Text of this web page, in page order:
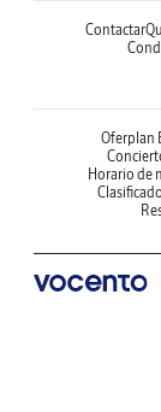
Contactar
Oferplan
Horario de